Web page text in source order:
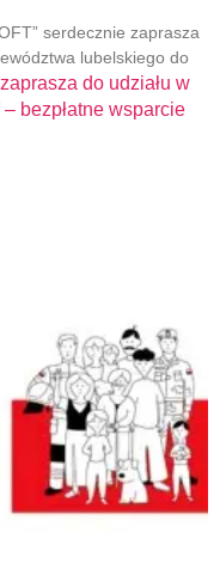
serdecznie zaprasza
lubelskiego do
do udziału w
bezpłatne wsparcie